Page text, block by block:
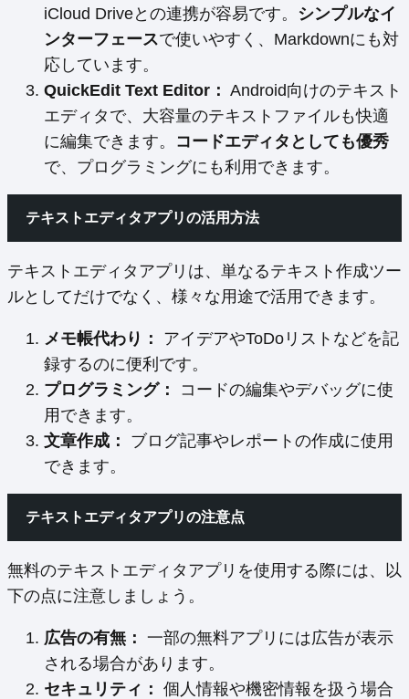
iCloud Driveとの連携が容易です。 シンプルなイ
ンターフェースで使いやすく、Markdownにも対
応しています。
QuickEdit Text Editor： Android向けのテキスト
エディタで、大容量のテキストファイルも快適
に編集できます。 コードエディタとしても優秀
で、プログラミングにも利用できます。
テキストエディタアプリの活用方法
テキストエディタアプリは、単なるテキスト作成ツー
ルとしてだけでなく、様々な用途で活用できます。
メモ帳代わり：
アイデアやToDoリストなどを記
録するのに便利です。
プログラミング：
コードの編集やデバッグに使
用できます。
文章作成：
ブログ記事やレポートの作成に使用
できます。
テキストエディタアプリの注意点
無料のテキストエディタアプリを使用する際には、以
下の点に注意しましょう。
広告の有無： 一部の無料アプリには広告が表示
される場合があります。
セキュリティ： 個人情報や機密情報を扱う場合